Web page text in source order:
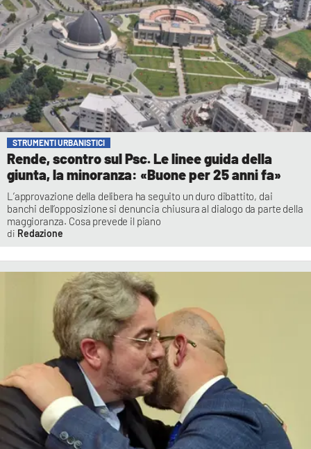
STRUMENTI URBANISTICI
Rende, scontro sul Psc. Le linee guida della
giunta, la minoranza: «Buone per 25 anni fa»
L’approvazione della delibera ha seguito un duro dibattito, dai
banchi dell’opposizione si denuncia chiusura al dialogo da parte della
maggioranza. Cosa prevede il piano
Redazione